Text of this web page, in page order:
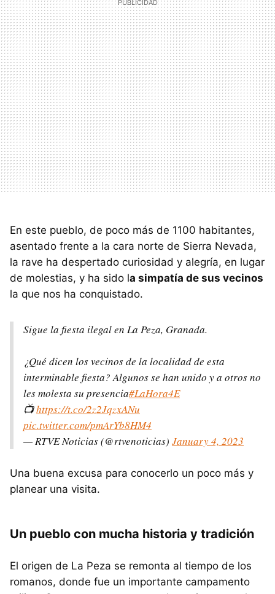
En este pueblo, de poco más de 1100 habitantes,
asentado frente a la cara norte de Sierra Nevada,
la rave ha despertado curiosidad y alegría, en lugar
de molestias, y ha sido la simpatía de sus vecinos
la que nos ha conquistado.
Sigue la fiesta ilegal en La Peza, Granada.
¿Qué dicen los vecinos de la localidad de esta
interminable fiesta? Algunos se han unido y a otros no
les molesta su presencia#LaHora4E
📺https://t.co/2z2JqzxANu
pic.twitter.com/pmArYb8HM4
— RTVE Noticias (@rtvenoticias) January 4, 2023
Una buena excusa para conocerlo un poco más y
planear una visita.
Un pueblo con mucha historia y tradición
El origen de La Peza se remonta al tiempo de los
romanos, donde fue un importante campamento